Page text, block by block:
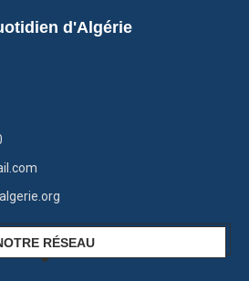
d'Algérie
RÉSEAU